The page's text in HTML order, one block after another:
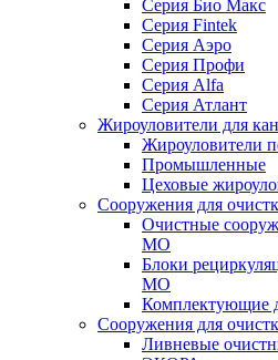
Серия Био Макс
Серия Fintek
Серия Аэро
Серия Профи
Серия Alfa
Серия Атлант
Жироуловители для
Жироуловители
Промышленные
Цеховые
Сооружения для
Очистные
МО
Блоки
МО
Комплектующие
Сооружения для
Ливневые